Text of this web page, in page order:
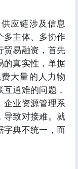
应链涉及信息
多主体、多协作
贸易融资，首先
的真实性，单据
大量的人力物
通难的问题，
企业资源管理系
导致对接难。就
字典不统一，而